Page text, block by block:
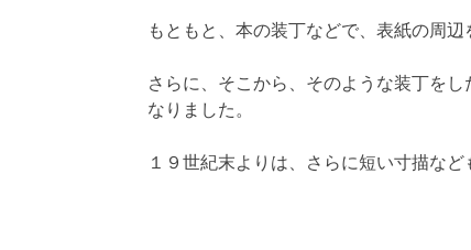
もともと、本の装丁などで、表紙の周
さらに、そこから、そのような装丁を
なりました。
１９世紀末よりは、さらに短い寸描な